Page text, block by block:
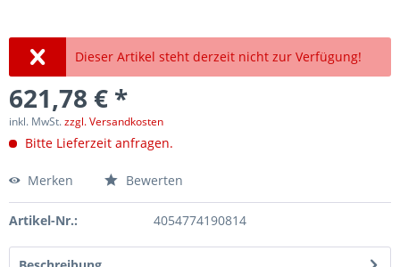
Dieser Artikel steht derzeit nicht zur Verfügung!
621,78 € *
inkl. MwSt.zzgl. Versandkosten
Bitte Lieferzeit anfragen.
Merken Bewerten
Artikel-Nr.: 4054774190814